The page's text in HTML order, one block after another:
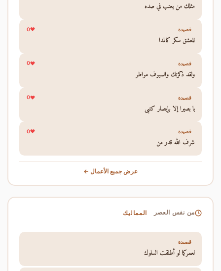
مثلك من يعتب في صده
قصيدة 0
للعشق سكر كالمدا
قصيدة 0
ولقد ذكرتك والسيوف مواطر
قصيدة 0
يا بصيرا إلا بإبصار كتبي
قصيدة 0
شرف الله قدر من
عرض جميع الأعمال ←
من نفس العصر المماليك
قصيدة
لعمركما لو أطلقت السلوك